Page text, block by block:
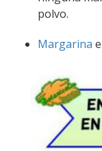
polvo.
Margarina